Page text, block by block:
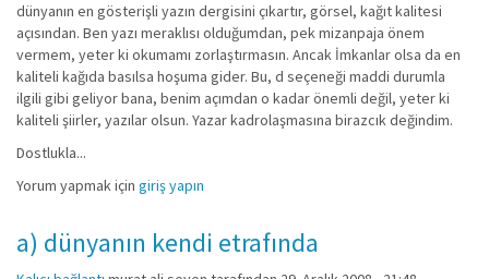
dünyanın en gösterişli yazın dergisini çıkartır, görsel, kağıt kalitesi
açısından. Ben yazı meraklısı olduğumdan, pek mizanpaja önem
vermem, yeter ki okumamı zorlaştırmasın. Ancak İmkanlar olsa da en
kaliteli kağıda basılsa hoşuma gider. Bu, d seçeneği maddi durumla
ilgili gibi geliyor bana, benim açımdan o kadar önemli değil, yeter ki
kaliteli şiirler, yazılar olsun. Yazar kadrolaşmasına birazcık değindim.
Dostlukla...
Yorum yapmak için giriş yapın
a) dünyanın kendi etrafında